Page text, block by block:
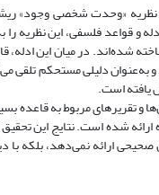
«وحدت شخصی وجود»
و قواعد فلسفی، این نظریه
شده‌اند. در میان این ادله،
به‌عنوان دلیلی مستحکم
یافته است.
و تقریرهای مربوط به قاعده
ارائه شده است. نتایج
صحیحی ارائه نمی‌دهد،